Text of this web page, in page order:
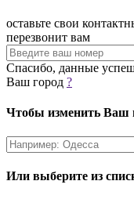
оставьте свои
перезвонит вам
Спасибо, данные
Ваш город ?
Чтобы изменить Ваш
Или выберите из